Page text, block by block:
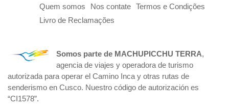
Quem somos Nos contate
Termos e Condições
Livro de Reclamações
Somos parte de MACHUPICCHU TERRA,
agencia de viajes y operadora de turismo
autorizada para operar el Camino Inca y otras rutas de
senderismo en Cusco. Nuestro código de autorización es
“CI1578”.